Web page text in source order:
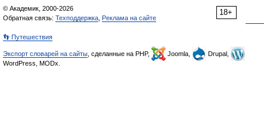
18+
© Академик, 2000-2026
Обратная связь: Техподдержка Реклама на сайте
👣 Путешествия
Экспорт словарей на сайты , сделанные на PHP, Joomla,
Drupal,
WordPress, MODx.